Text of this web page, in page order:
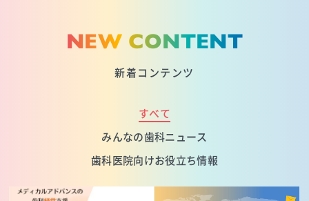
NEW CONTENT
新着コンテンツ
すべて
みんなの歯科ニュース
歯科医院向けお役立ち情報